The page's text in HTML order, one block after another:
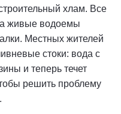
хлам. Все
живые водоемы
Местных жителей
стоки: вода с
и теперь течет
решить проблему